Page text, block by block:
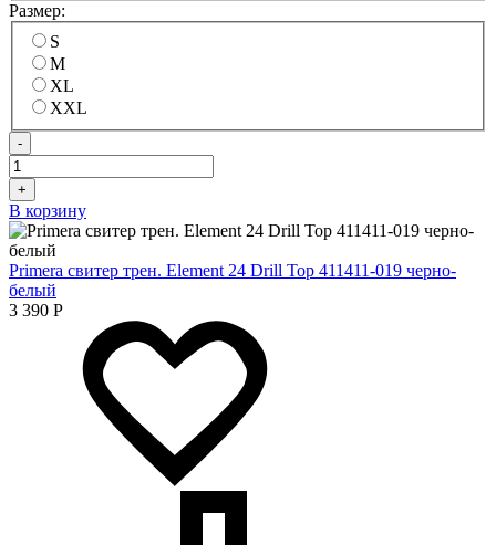
Размер:
S
M
XL
XXL
-
+
В корзину
Primera свитер трен. Element 24 Drill Top 411411-019 черно-
белый
3 390 Р